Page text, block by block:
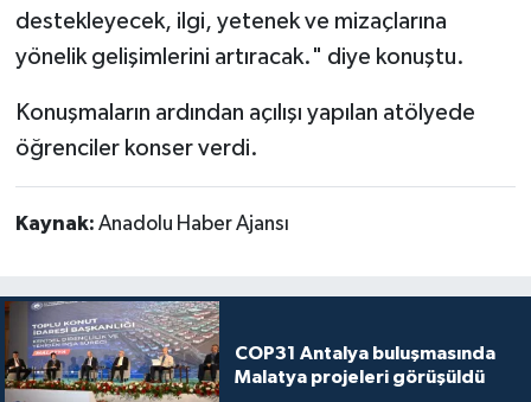
destekleyecek, ilgi, yetenek ve mizaçlarına
yönelik gelişimlerini artıracak." diye konuştu.
Konuşmaların ardından açılışı yapılan atölyede
öğrenciler konser verdi.
Kaynak: Anadolu Haber Ajansı
COP31 Antalya buluşmasında
Malatya projeleri görüşüldü